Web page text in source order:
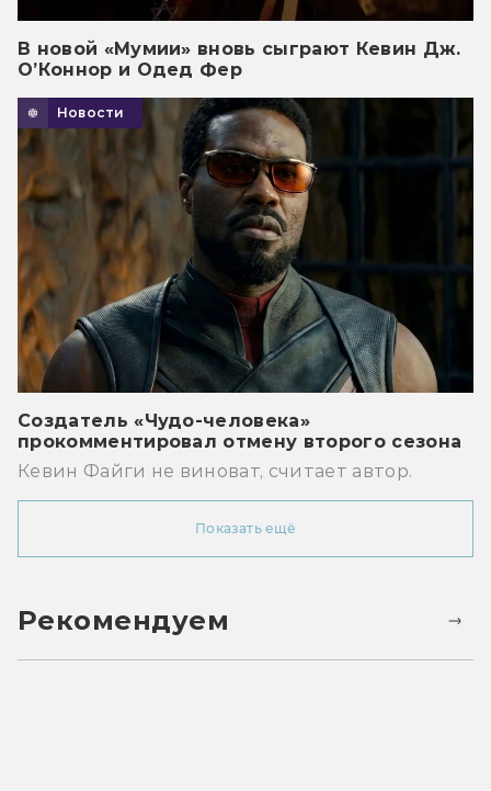
В новой «Мумии» вновь сыграют Кевин Дж.
О’Коннор и Одед Фер
Новости
Создатель «Чудо-человека»
прокомментировал отмену второго сезона
Кевин Файги не виноват, считает автор.
Показать ещё
Рекомендуем